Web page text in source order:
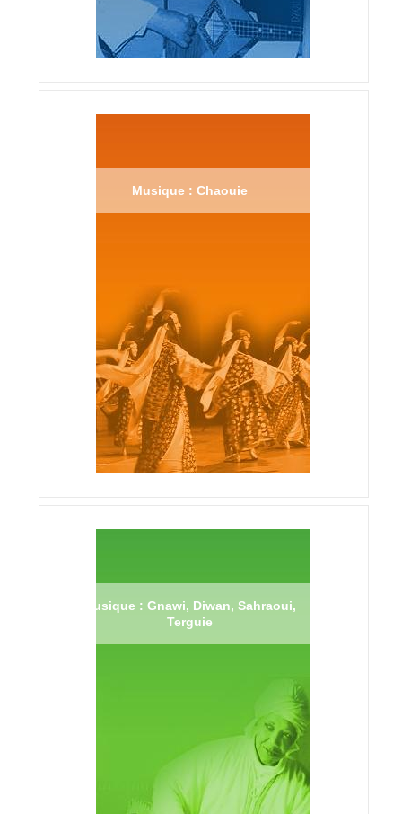
Musique : Chaouie
Musique : Gnawi, Diwan, Sahraoui,
Terguie